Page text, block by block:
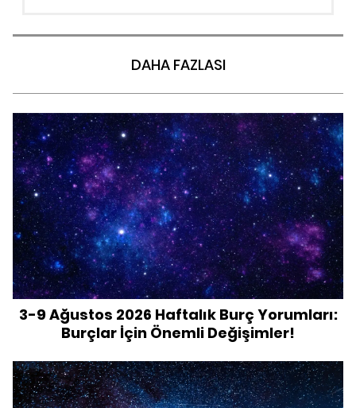
DAHA FAZLASI
3-9 Ağustos 2026 Haftalık Burç Yorumları:
Burçlar İçin Önemli Değişimler!